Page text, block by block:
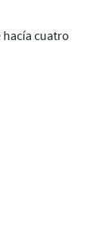
hacía cuatro